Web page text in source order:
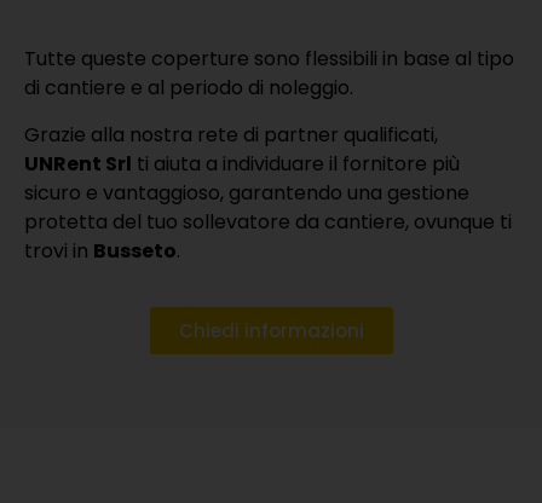
Tutte queste coperture sono flessibili in base al tipo
di cantiere e al periodo di noleggio.
Grazie alla nostra rete di partner qualificati,
UNRent Srl ti aiuta a individuare il fornitore più
sicuro e vantaggioso, garantendo una gestione
protetta del tuo sollevatore da cantiere, ovunque ti
trovi in Busseto.
Chiedi informazioni